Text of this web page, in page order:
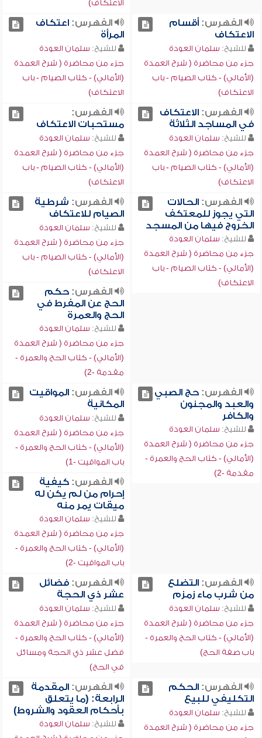
الاعتكاف)
الفهرس:أقسام
الاعتكاف
للشيخ: سلمان العودة
جزء من محاضرة ( شرح العمدة
(الأمالي) - كتاب الصيام - باب
الاعتكاف)
الفهرس:اعتكاف
المرأة
للشيخ: سلمان العودة
جزء من محاضرة ( شرح العمدة
(الأمالي) - كتاب الصيام - باب
الاعتكاف)
الفهرس:الاعتكاف
في المساجد الثلاثة
للشيخ: سلمان العودة
جزء من محاضرة ( شرح العمدة
(الأمالي) - كتاب الصيام - باب
الاعتكاف)
الفهرس:
مستحبات الاعتكاف
للشيخ: سلمان العودة
جزء من محاضرة ( شرح العمدة
(الأمالي) - كتاب الصيام - باب
الاعتكاف)
الفهرس:الحالات
التي يجوز للمعتكف
الخروج فيها من المسجد
للشيخ: سلمان العودة
جزء من محاضرة ( شرح العمدة
(الأمالي) - كتاب الصيام - باب
الاعتكاف)
الفهرس: شرطية
الصيام للاعتكاف
للشيخ: سلمان العودة
جزء من محاضرة ( شرح العمدة
(الأمالي) - كتاب الصيام - باب
الاعتكاف)
الفهرس:حكم
الحج عن المفرط في
الحج والعمرة
للشيخ: سلمان العودة
جزء من محاضرة ( شرح العمدة
(الأمالي) - كتاب الحج والعمرة -
مقدمة -2)
الفهرس:حج الصبي
والعبد والمجنون
والكافر
للشيخ: سلمان العودة
جزء من محاضرة ( شرح العمدة
(الأمالي) - كتاب الحج والعمرة -
مقدمة -2)
الفهرس:المواقيت
المكانية
للشيخ: سلمان العودة
جزء من محاضرة ( شرح العمدة
(الأمالي) - كتاب الحج والعمرة -
باب المواقيت -1)
الفهرس:كيفية
إحرام من لم يكن له
ميقات يمر منه
للشيخ: سلمان العودة
جزء من محاضرة ( شرح العمدة
(الأمالي) - كتاب الحج والعمرة -
باب المواقيت -2)
الفهرس:التضلع
من شرب ماء زمزم
للشيخ: سلمان العودة
جزء من محاضرة ( شرح العمدة
(الأمالي) - كتاب الحج والعمرة -
باب صفة الحج)
الفهرس:فضائل
عشر ذي الحجة
للشيخ: سلمان العودة
جزء من محاضرة ( شرح العمدة
(الأمالي) - كتاب الحج والعمرة -
فضل عشر ذي الحجة ومسائل
في الحج)
الفهرس:الحكم
التكليفي للبيع
للشيخ: سلمان العودة
جزء من محاضرة ( شرح العمدة
الفهرس:المقدمة
الرابعة: (ما يتعلق
بأحكام العقود والشروط)
للشيخ: سلمان العودة